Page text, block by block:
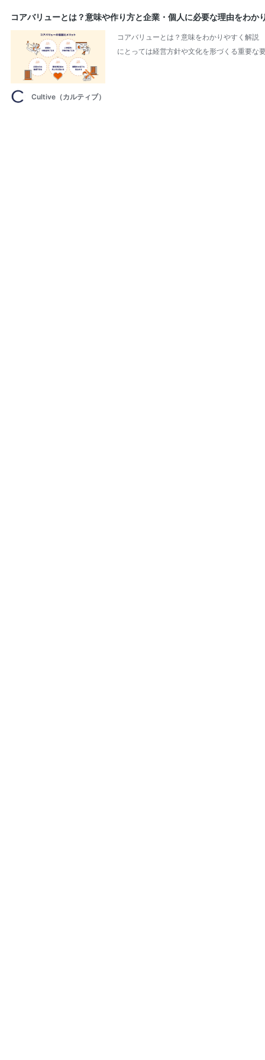
コアバリューとは？意味や作り方と企業・個人に必要な理由をわか
コアバリューとは？意味をわかりやすく解説
にとっては経営方針や文化を形づくる重要
Cultive（カルティブ）